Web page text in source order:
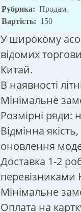
Рубрика: Продам
Вартість: 150
У широкому
відомих
Китай.
В наявності
Мінімальне
Розмірні ряди:
Відмінна
оновлення
Доставка 1-2
перевізниками
Мінімальне
Оплата на